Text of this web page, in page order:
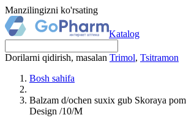
Manzilingizni ko'rsating
Katalog
Dorilarni qidirish, masalan Trimol, Tsitramon
Bosh sahifa
Balzam d/ochen suxix gub Skoraya
Design /10/M